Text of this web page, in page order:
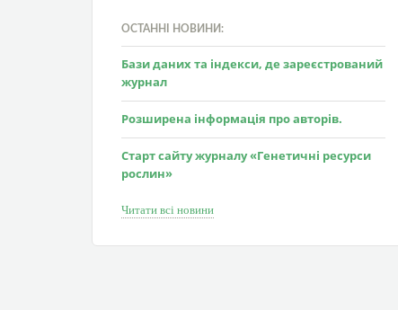
ОСТАННІ НОВИНИ:
Бази даних та індекси, де зареєстрований
журнал
Розширена інформація про авторів.
Старт сайту журналу «Генетичні ресурси
рослин»
Читати всі новини